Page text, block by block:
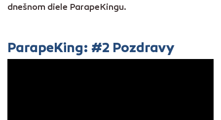
dnešnom diele ParapeKingu.
ParapeKing: #2 Pozdravy